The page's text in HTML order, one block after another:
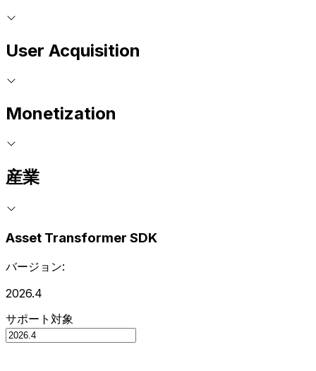
User Acquisition
Monetization
産業
Asset Transformer SDK
バージョン:
2026.4
サポート対象